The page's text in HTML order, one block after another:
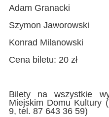
Adam Granacki
Szymon Jaworowski
Konrad Milanowski
Cena biletu: 20 zł
Bilety na wszystkie
Miejskim Domu Kultury
9, tel. 87 643 36 59)